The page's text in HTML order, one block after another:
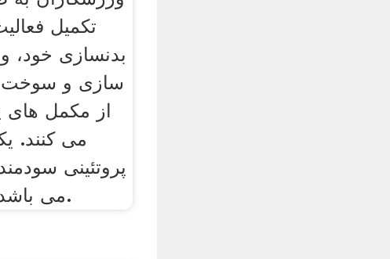
تکمیل
بدنسازی خود،
سازی و سوخت
از مکمل های
می کنند.
پروتئینی
whey powder می باشد.